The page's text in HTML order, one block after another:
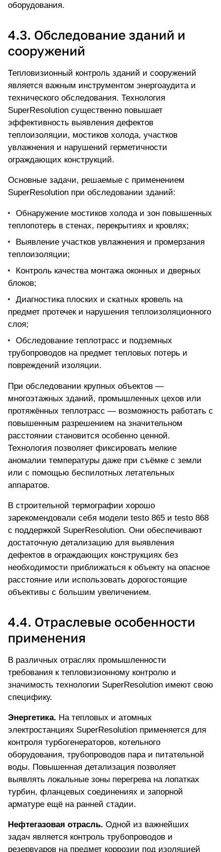
оборудования.
4.3. Обследование зданий и
сооружений
Тепловизионный контроль зданий и сооружений
является важным инструментом энергоаудита и
технического обследования. Технология
SuperResolution существенно повышает
эффективность выявления дефектов
теплоизоляции, мостиков холода, участков
увлажнения и нарушений герметичности
ограждающих конструкций.
Основные задачи, решаемые с применением
SuperResolution при обследовании зданий:
Обнаружение мостиков холода и зон повышенных
теплопотерь в стенах, перекрытиях и кровлях;
Выявление участков увлажнения и промерзания
теплоизоляции;
Контроль качества монтажа оконных и дверных
блоков;
Диагностика плоских и скатных кровель на
предмет протечек и нарушения теплоизоляционного
слоя;
Обследование теплотрасс и подземных
трубопроводов на предмет тепловых потерь и
повреждений изоляции.
При обследовании крупных объектов —
многоэтажных зданий, промышленных цехов или
протяжённых теплотрасс — возможность работать с
повышенным разрешением на значительном
расстоянии становится особенно ценной.
Технология позволяет фиксировать мелкие
аномалии температуры даже при съёмке с земли
или с помощью беспилотных летательных
аппаратов.
В строительной термографии хорошо
зарекомендовали себя модели testo 865 и testo 868
с поддержкой SuperResolution. Они обеспечивают
достаточную детализацию для выявления
дефектов в ограждающих конструкциях без
необходимости приближаться к объекту на опасное
расстояние или использовать дорогостоящие
объективы с большим увеличением.
4.4. Отраслевые особенности
применения
В различных отраслях промышленности
требования к тепловизионному контролю и
значимость технологии SuperResolution имеют свою
специфику.
Энергетика. На тепловых и атомных
электростанциях SuperResolution применяется для
контроля турбогенераторов, котельного
оборудования, трубопроводов пара и питательной
воды. Повышенная детализация позволяет
выявлять локальные зоны перегревана лопатках
турбин, фланцевых соединениях и запорной
арматуре ещё на ранней стадии.
Нефтегазовая отрасль. Одной из важнейших
задач является контроль трубопроводов и
резервуаров на предмет коррозии под изоляцией